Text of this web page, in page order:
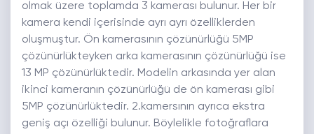
olmak üzere toplamda 3 kamerası bulunur. Her bir
kamera kendi içerisinde ayrı ayrı özelliklerden
oluşmuştur. Ön kamerasının çözünürlüğü 5MP
çözünürlükteyken arka kamerasının çözünürlüğü ise
13 MP çözünürlüktedir. Modelin arkasında yer alan
ikinci kameranın çözünürlüğü de ön kamerası gibi
5MP çözünürlüktedir. 2.kamersının ayrıca ekstra
geniş açı özelliği bulunur. Böylelikle fotoğraflara